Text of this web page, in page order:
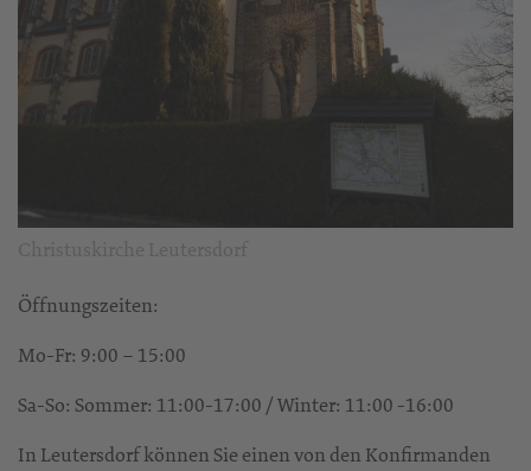
Öffnungszeiten:
Mo-Fr: 9:00 – 15:00
Sa-So: Sommer: 11:00-17:00 / Winter: 11:00 -16:00
In Leutersdorf können Sie einen von den Konfirmanden